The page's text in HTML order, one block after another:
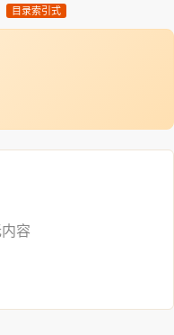
目录索引式
容